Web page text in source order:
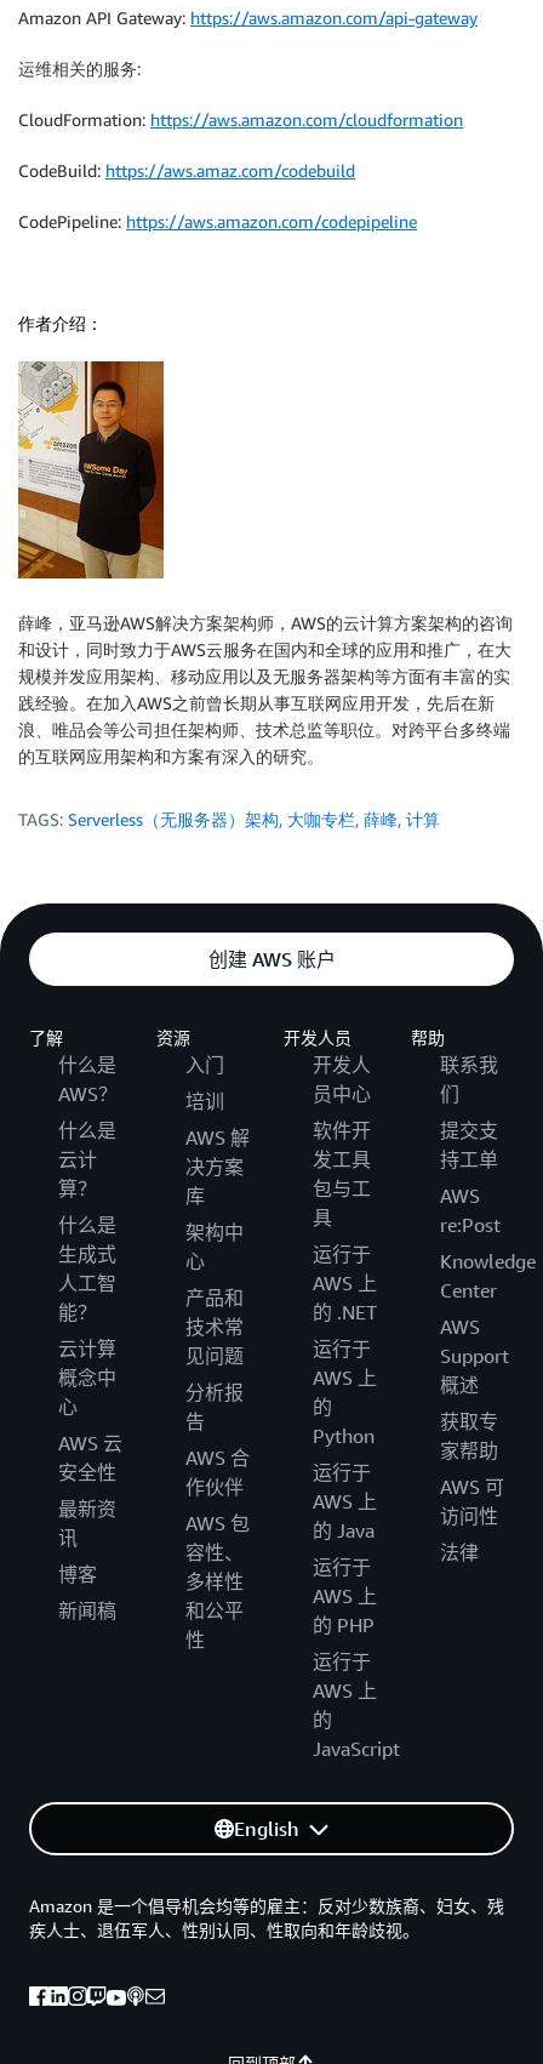
Amazon API Gateway: https://aws.amazon.com/api-gateway
运维相关的服务:
CloudFormation: https://aws.amazon.com/cloudformation
CodeBuild: https://aws.amaz.com/codebuild
CodePipeline: https://aws.amazon.com/codepipeline
作者介绍：
薛峰，亚马逊AWS解决方案架构师，AWS的云计算方案架构的咨询
和设计，同时致力于AWS云服务在国内和全球的应用和推广，在大
规模并发应用架构、移动应用以及无服务器架构等方面有丰富的实
践经验。在加入AWS之前曾长期从事互联网应用开发，先后在新
浪、唯品会等公司担任架构师、技术总监等职位。对跨平台多终端
的互联网应用架构和方案有深入的研究。
TAGS: Serverless（无服务器）架构, 大咖专栏, 薛峰, 计算
创建 AWS 账户
了解
什么是
AWS？
什么是
云计
算？
什么是
生成式
人工智
能？
云计算
概念中
心
AWS 云
安全性
最新资
讯
博客
新闻稿
资源
入门
培训
AWS 解
决方案
库
架构中
心
产品和
技术常
见问题
分析报
告
AWS 合
作伙伴
AWS 包
容性、
多样性
和公平
性
开发人员
开发人
员中心
软件开
发工具
包与工
具
运行于
AWS 上
的 .NET
运行于
AWS 上
的
Python
运行于
AWS 上
的 Java
运行于
AWS 上
的 PHP
运行于
AWS 上
的
JavaScript
帮助
联系我
们
提交支
持工单
AWS
re:Post
Knowledge
Center
AWS
Support
概述
获取专
家帮助
AWS 可
访问性
法律
English
Amazon 是一个倡导机会均等的雇主：反对少数族裔、妇女、残
疾人士、退伍军人、性别认同、性取向和年龄歧视。